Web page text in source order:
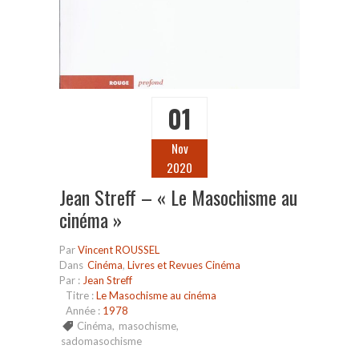
01
Nov
2020
Jean Streff – « Le Masochisme au
cinéma »
ParVincent ROUSSEL
Dans Cinéma, Livres et Revues Cinéma
Par : Jean Streff
Titre :Le Masochisme au cinéma
Année : 1978
Cinéma, masochisme,
sadomasochisme